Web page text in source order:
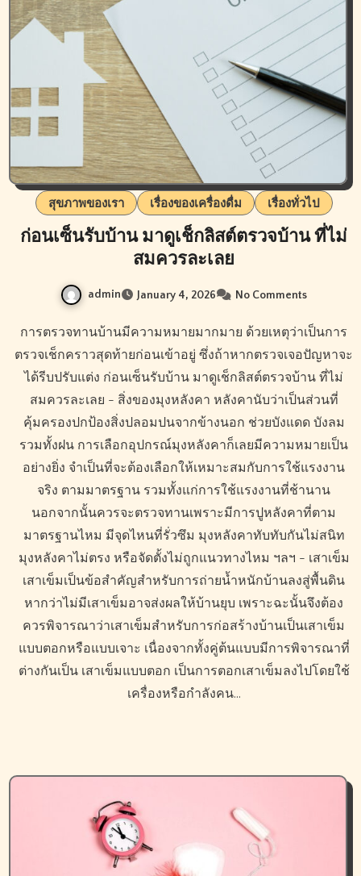
สุขภาพของเรา เรื่องของเครื่องดื่ม เรื่องทั่วไป
ก่อนเซ็นรับบ้าน มาดูเช็กลิสต์ตรวจบ้าน ที่ไม่
สมควรละเลย
admin January 4, 2026 No Comments
การตรวจทานบ้านมีความหมายมากมาย ด้วยเหตุว่าเป็นการ
ตรวจเช็กคราวสุดท้ายก่อนเข้าอยู่ ซึ่งถ้าหากตรวจเจอปัญหาจะ
ได้รีบปรับแต่ง ก่อนเซ็นรับบ้าน มาดูเช็กลิสต์ตรวจบ้าน ที่ไม่
สมควรละเลย - สิ่งของมุงหลังคา หลังคานับว่าเป็นส่วนที่
คุ้มครองปกป้องสิ่งปลอมปนจากข้างนอก ช่วยบังแดด บังลม
รวมทั้งฝน การเลือกอุปกรณ์มุงหลังคาก็เลยมีความหมายเป็น
อย่างยิ่ง จำเป็นที่จะต้องเลือกให้เหมาะสมกับการใช้แรงงาน
จริง ตามมาตรฐาน รวมทั้งแก่การใช้แรงงานที่ช้านาน
นอกจากนั้นควรจะตรวจทานเพราะมีการปูหลังคาที่ตาม
มาตรฐานไหม มีจุดไหนที่รั่วซึม มุงหลังคาทับทับกันไม่สนิท
มุงหลังคาไม่ตรง หรือจัดตั้งไม่ถูกแนวทางไหม ฯลฯ - เสาเข็ม
เสาเข็มเป็นข้อสำคัญสำหรับการถ่ายน้ำหนักบ้านลงสู่พื้นดิน
หากว่าไม่มีเสาเข็มอาจส่งผลให้บ้านยุบ เพราะฉะนั้นจึงต้อง
ควรพิจารณาว่าเสาเข็มสำหรับการก่อสร้างบ้านเป็นเสาเข็ม
แบบตอกหรือแบบเจาะ เนื่องจากทั้งคู่ต้นแบบมีการพิจารณาที่
ต่างกันเป็น เสาเข็มแบบตอก เป็นการตอกเสาเข็มลงไปโดยใช้
เครื่องหรือกำลังคน…